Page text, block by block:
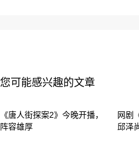
您可能感兴趣的文章
《唐人街探案2》今晚开播，
阵容雄厚
网剧
邱泽